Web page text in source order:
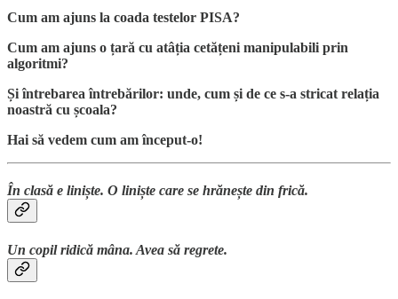
Cum am ajuns la coada testelor PISA?
Cum am ajuns o țară cu atâția cetățeni manipulabili prin
algoritmi?
Și întrebarea întrebărilor: unde, cum și de ce s-a stricat relația
noastră cu școala?
Hai să vedem cum am început-o!
În clasă e liniște. O liniște care se hrănește din frică.
Un copil ridică mâna. Avea să regrete.